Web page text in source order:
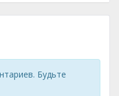
Будьте